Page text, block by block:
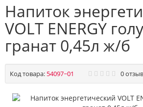
Напиток
VOLT ENERGY
гранат 0,45л ж/б
Код товара: 54097~01 0